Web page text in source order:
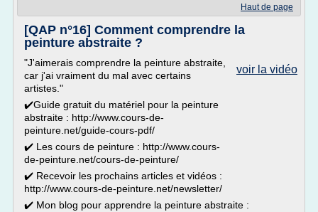
Haut de page
[QAP n°16] Comment comprendre la
peinture abstraite ?
voir la vidéo
"J'aimerais comprendre la peinture abstraite,
car j'ai vraiment du mal avec certains
artistes."
✔️Guide gratuit du matériel pour la peinture
abstraite : http://www.cours-de-
peinture.net/guide-cours-pdf/
✔️ Les cours de peinture : http://www.cours-
de-peinture.net/cours-de-peinture/
✔️ Recevoir les prochains articles et vidéos :
http://www.cours-de-peinture.net/newsletter/
✔️ Mon blog pour apprendre la peinture abstraite :